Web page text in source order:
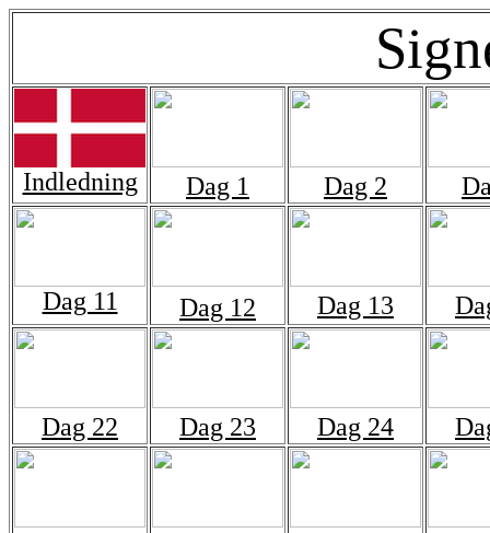
Indledning Dag 1 Dag 2
Dag 11 Dag 12 Dag 13
Dag 22 Dag 23 Dag 24